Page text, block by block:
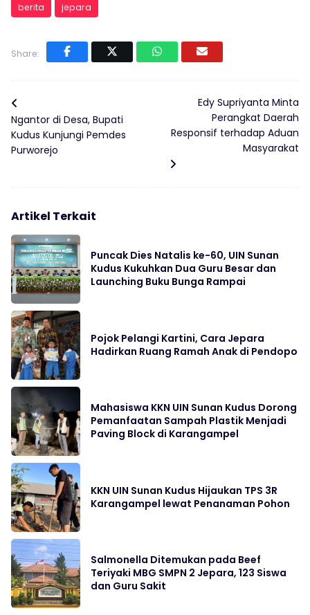
berita jepara
Share:
Ngantor di Desa, Bupati
Kudus Kunjungi Pemdes
Purworejo
Edy Supriyanta Minta
Perangkat Daerah
Responsif terhadap Aduan
Masyarakat
Artikel Terkait
Puncak Dies Natalis ke-60, UIN Sunan
Kudus Kukuhkan Dua Guru Besar dan
Launching Buku Bunga Rampai
Pojok Pelangi Kartini, Cara Jepara
Hadirkan Ruang Ramah Anak di Pendopo
Mahasiswa KKN UIN Sunan Kudus Dorong
Pemanfaatan Sampah Plastik Menjadi
Paving Block di Karangampel
KKN UIN Sunan Kudus Hijaukan TPS 3R
Karangampel lewat Penanaman Pohon
Salmonella Ditemukan pada Beef
Teriyaki MBG SMPN 2 Jepara, 123 Siswa
dan Guru Sakit